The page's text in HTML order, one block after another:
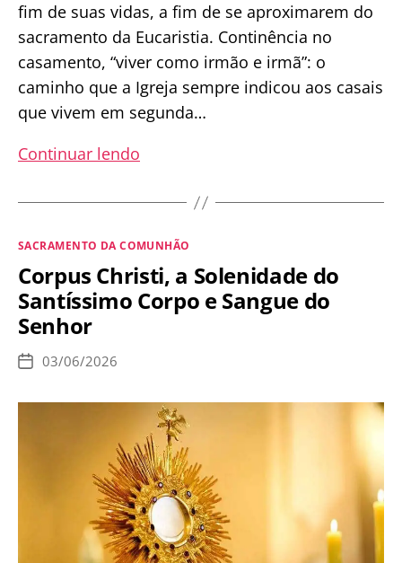
fim de suas vidas, a fim de se aproximarem do
sacramento da Eucaristia. Continência no
casamento, “viver como irmão e irmã”: o
caminho que a Igreja sempre indicou aos casais
que vivem em segunda…
Continuar lendo
a
meus
pais
viveram
25
anos”
Categorias
SACRAMENTO DA COMUNHÃO
Corpus Christi, a Solenidade do
Santíssimo Corpo e Sangue do
Senhor
Data
publicação
03/06/2026